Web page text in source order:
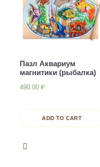
Пазл Аквариум
магнитики (рыбалка)
490.00 ₽
ADD TO CART